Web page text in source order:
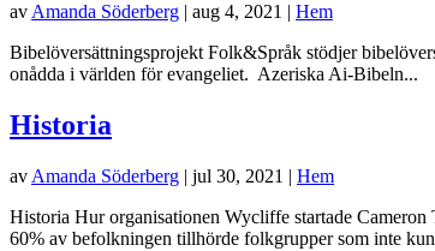
av Amanda Söderberg | aug 4, 2021 | Hem
Bibelöversättningsprojekt Folk&Språk stödjer
onådda i världen för evangeliet. Azeriska Ai-Bibeln...
Historia
av Amanda Söderberg | jul 30, 2021 | Hem
Historia Hur organisationen Wycliffe startade
60% av befolkningen tillhörde folkgrupper som inte